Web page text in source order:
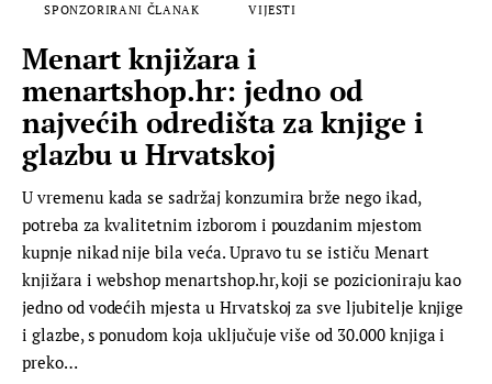
SPONZORIRANI ČLANAK
VIJESTI
Menart knjižara i
menartshop.hr: jedno od
najvećih odredišta za knjige i
glazbu u Hrvatskoj
U vremenu kada se sadržaj konzumira brže nego ikad,
potreba za kvalitetnim izborom i pouzdanim mjestom
kupnje nikad nije bila veća. Upravo tu se ističu Menart
knjižara i webshop menartshop.hr, koji se pozicioniraju kao
jedno od vodećih mjesta u Hrvatskoj za sve ljubitelje knjige
i glazbe, s ponudom koja uključuje više od 30.000 knjiga i
preko…